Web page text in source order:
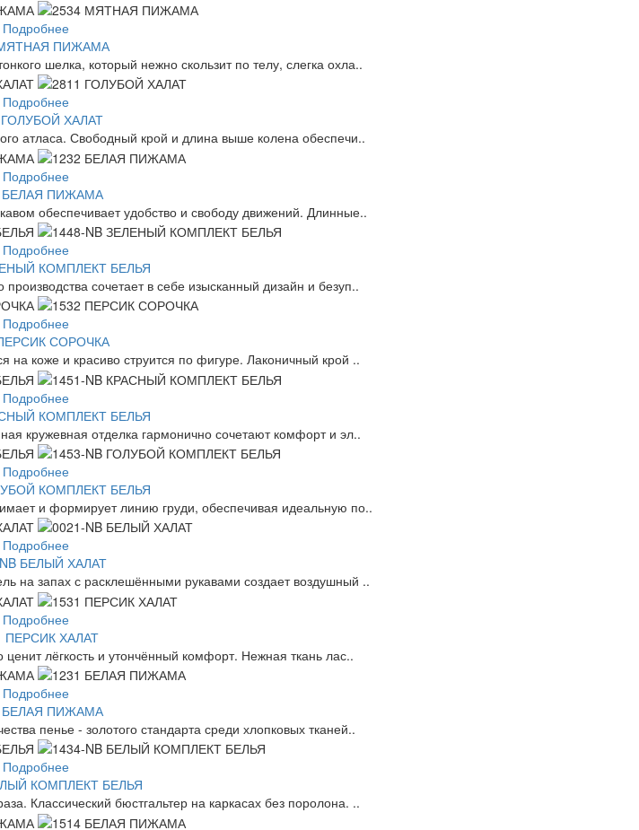
Подробнее
ПИЖАМА
шелка, который нежно скользит по телу, слегка охла..
Подробнее
ГОЛУБОЙ ХАЛАТ
атласа. Свободный крой и длина выше колена обеспечи..
Подробнее
БЕЛАЯ ПИЖАМА
обеспечивает удобство и свободу движений. Длинные..
Подробнее
КОМПЛЕКТ БЕЛЬЯ
сочетает в себе изысканный дизайн и безуп..
Подробнее
СОРОЧКА
на коже и красиво струится по фигуре. Лаконичный крой ..
Подробнее
КОМПЛЕКТ БЕЛЬЯ
кружевная отделка гармонично сочетают комфорт и эл..
Подробнее
КОМПЛЕКТ БЕЛЬЯ
и формирует линию груди, обеспечивая идеальную по..
Подробнее
БЕЛЫЙ ХАЛАТ
на запах с расклешёнными рукавами создает воздушный ..
Подробнее
ПЕРСИК ХАЛАТ
ценит лёгкость и утончённый комфорт. Нежная ткань лас..
Подробнее
БЕЛАЯ ПИЖАМА
пенье - золотого стандарта среди хлопковых тканей..
Подробнее
КОМПЛЕКТ БЕЛЬЯ
Классический бюстгальтер на каркасах без поролона. ..